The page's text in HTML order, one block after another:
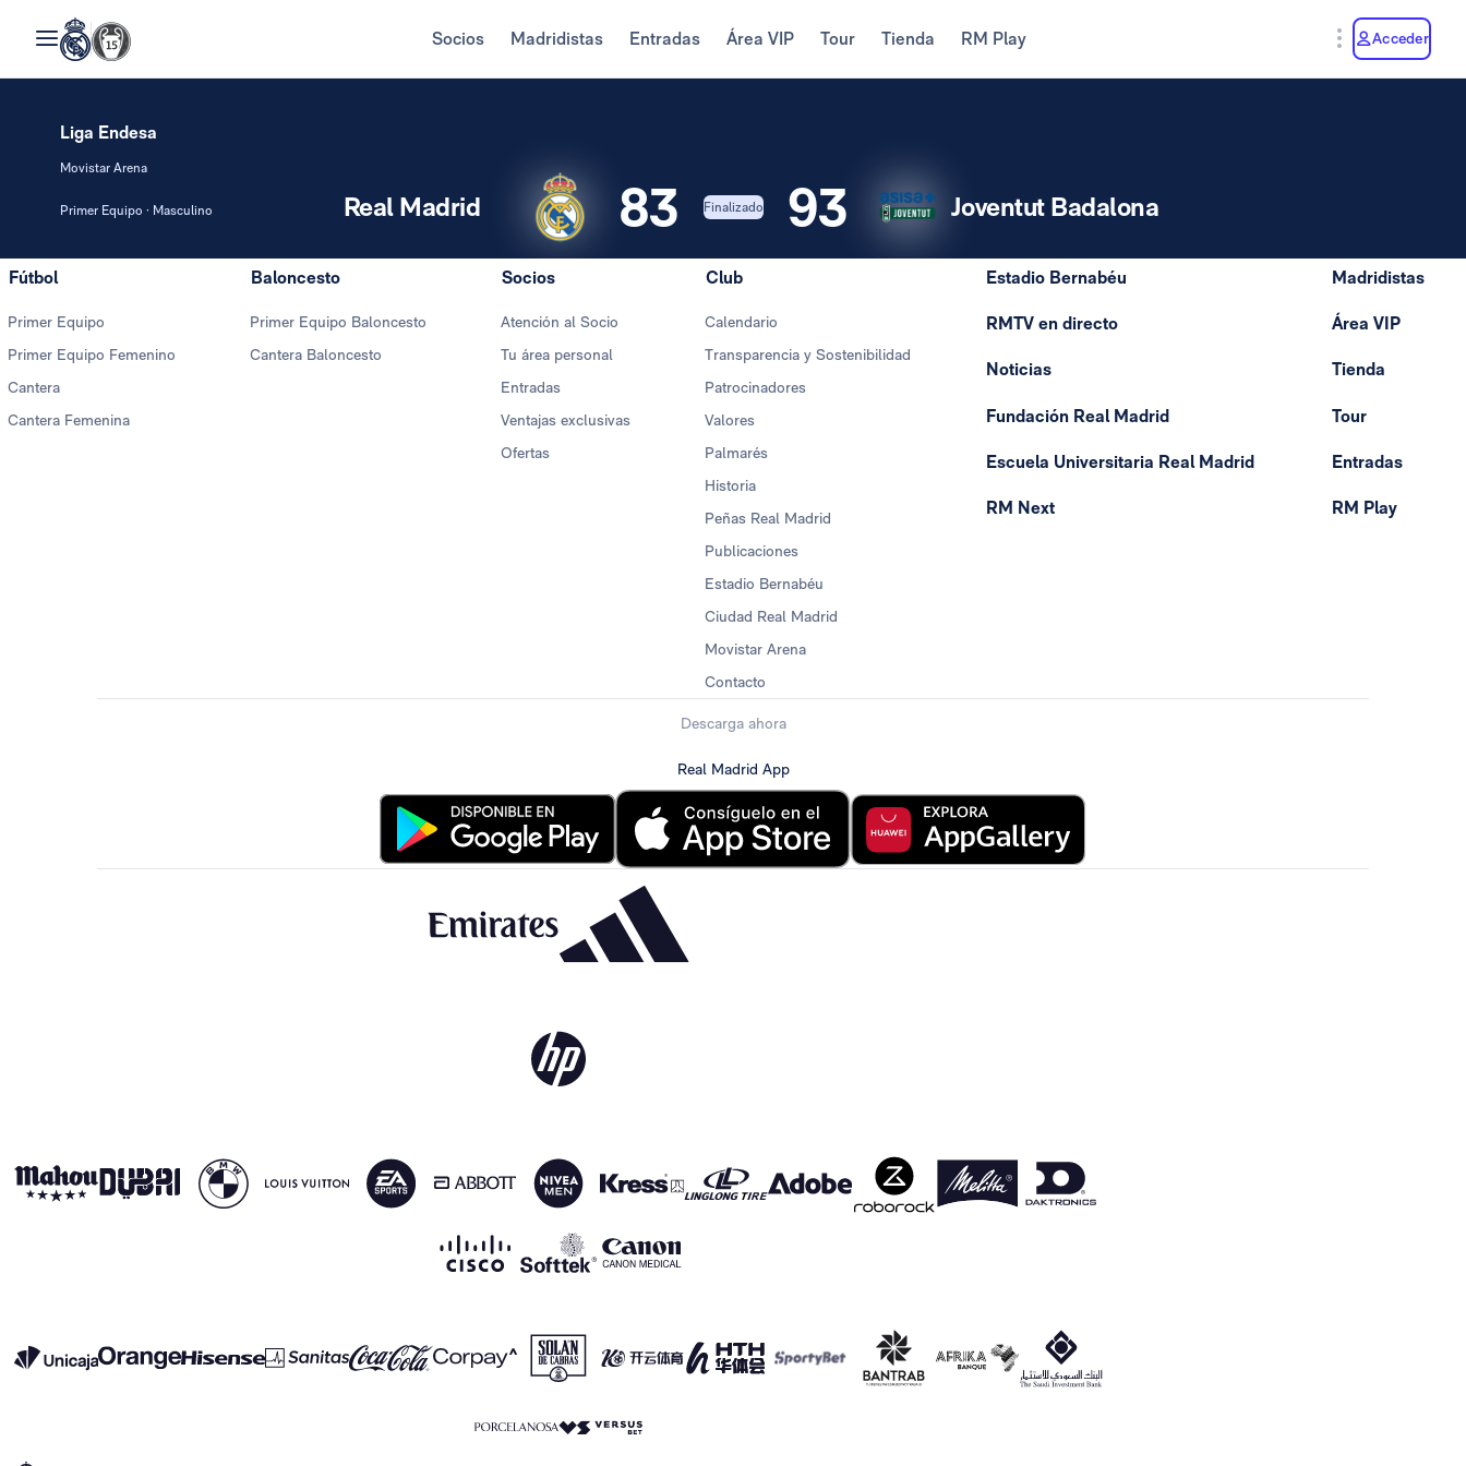
Socios Madridistas Entradas Área VIP Tour Tienda RM Play Acceder
Liga Endesa
Movistar Arena
Primer Equipo · Masculino 83 93
Real Madrid Finalizado Joventut Badalona
Fútbol
Primer Equipo
Primer Equipo Femenino
Cantera
Cantera Femenina
Baloncesto
Primer Equipo Baloncesto
Cantera Baloncesto
Socios
Atención al Socio
Tu área personal
Entradas
Ventajas exclusivas
Ofertas
Club
Calendario
Transparencia y Sostenibilidad
Patrocinadores
Valores
Palmarés
Historia
Peñas Real Madrid
Publicaciones
Estadio Bernabéu
Ciudad Real Madrid
Movistar Arena
Contacto
Estadio Bernabéu
RMTV en directo
Noticias
Fundación Real Madrid
Escuela Universitaria Real Madrid
RM Next
Madridistas
Área VIP
Tienda
Tour
Entradas
RM Play
Descarga ahora
Real Madrid App